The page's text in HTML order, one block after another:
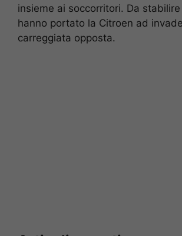
insieme ai soccorritori. Da
hanno portato la Citroen ad
carreggiata opposta.